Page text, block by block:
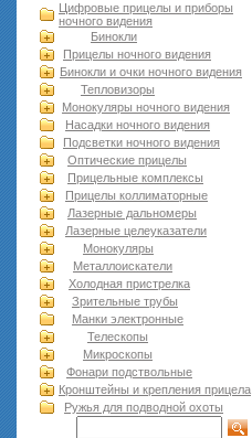
Цифровые прицелы и приборы
ночного видения
Бинокли
Прицелы ночного видения
Бинокли и очки ночного видения
Тепловизоры
Монокуляры ночного видения
Насадки ночного видения
Подсветки ночного видения
Оптические прицелы
Прицельные комплексы
Прицелы коллиматорные
Лазерные дальномеры
Лазерные целеуказатели
Монокуляры
Металлоискатели
Холодная пристрелка
Зрительные трубы
Манки электронные
Телескопы
Микроскопы
Фонари подствольные
Кронштейны и крепления прицела
Ружья для подводной оxоты